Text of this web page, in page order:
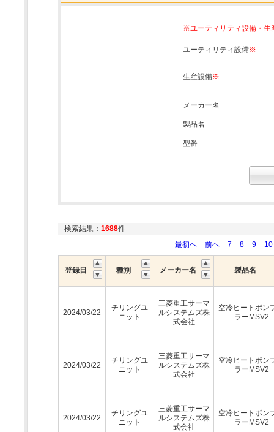
※ユーティリティ設備・生
ユーティリティ設備※
生産設備※
メーカー名
製品名
型番
検索結果： 1688件
最初へ
前へ 7 8 9 10
登録日 種別 メーカー名 製品名
2024/03/22
チリングユ
ニット
三菱重工サーマ
ルシステムズ株
式会社
空冷ヒートポン
ラーMSV2
2024/03/22
チリングユ
ニット
三菱重工サーマ
ルシステムズ株
式会社
空冷ヒートポン
ラーMSV2
2024/03/22
チリングユ
ニット
三菱重工サーマ
ルシステムズ株
式会社
空冷ヒートポン
ラーMSV2